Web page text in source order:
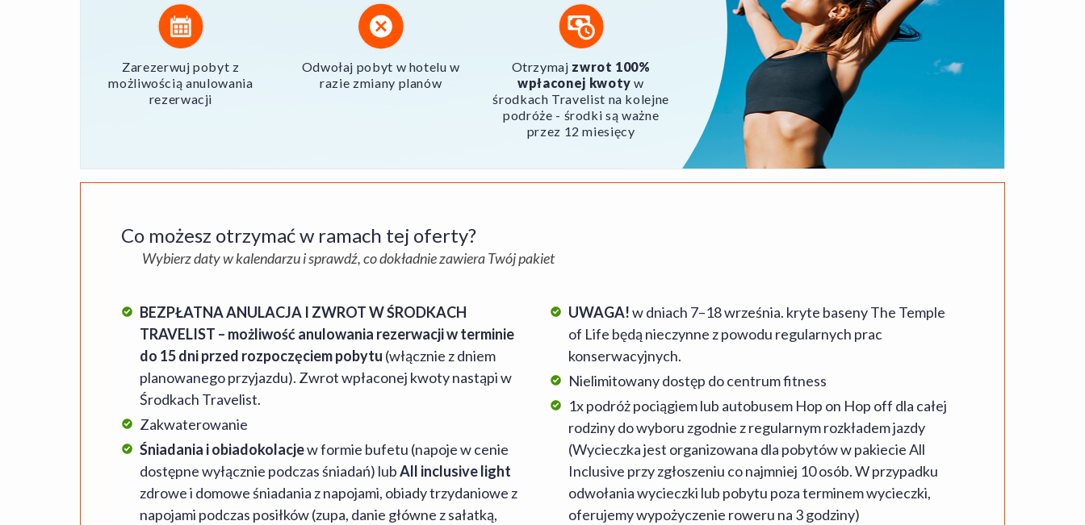
Zarezerwuj pobyt z
możliwością anulowania
rezerwacji
Odwołaj pobyt w hotelu w
razie zmiany planów
Otrzymaj zwrot 100%
wpłaconej kwotyw
środkach Travelist na kolejne
podróże - środki są ważne
przez 12 miesięcy
Co możesz otrzymać w ramach tej oferty?
Wybierz daty w kalendarzu i sprawdź, co dokładnie zawiera Twój pakiet
BEZPŁATNA ANULACJA I ZWROT W ŚRODKACH
TRAVELIST – możliwość anulowania rezerwacji w terminie
do 15 dni przed rozpoczęciem pobytu (włącznie z dniem
planowanego przyjazdu). Zwrot wpłaconej kwoty nastąpi w
Środkach Travelist.
Zakwaterowanie
Śniadania i obiadokolacjew formie bufetu (napoje w cenie
dostępne wyłącznie podczas śniadań) lubAll inclusive light
zdrowe i domowe śniadania z napojami, obiady trzydaniowe z
napojami podczas posiłków (zupa, danie główne z sałatką,
UWAGA!w dniach 7–18 września. kryte baseny The Temple
of Life będą nieczynne z powodu regularnych prac
konserwacyjnych.
Nielimitowany dostęp do centrum fitness
1x podróż pociągiem lub autobusem Hop on Hop off dla całej
rodziny do wyboru zgodnie z regularnym rozkładem jazdy
(Wycieczka jest organizowana dla pobytów w pakiecie All
Inclusive przy zgłoszeniu co najmniej 10 osób. W przypadku
odwołania wycieczki lub pobytu poza terminem wycieczki,
oferujemy wypożyczenie roweru na 3 godziny)